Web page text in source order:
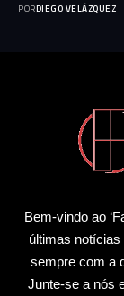
PORDIEGO VELÁZQUEZ
Bem-vindo ao
últimas
sempre com a
Junte-se a nós